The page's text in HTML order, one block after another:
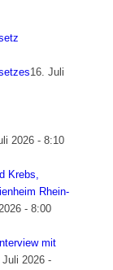
16. Juli
2026 - 8:10
Krebs,
Rhein-
- 8:00
mit
Juli 2026 -